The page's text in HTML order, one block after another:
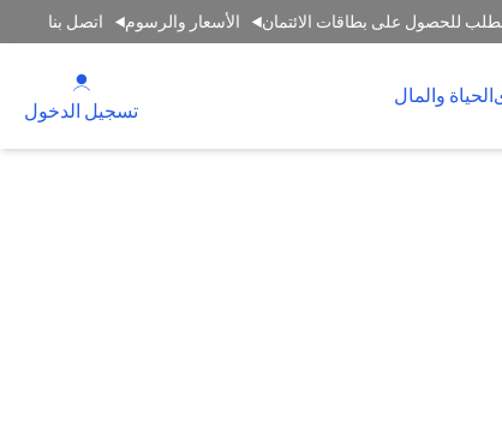
للحصول على بطاقات الائتمان الأسعار والرسوم اتصل بنا
الحياة والمال
تسجيل الدخول